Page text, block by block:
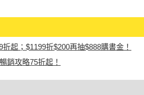
起；$1199折$200再抽$888購書金！
銷攻略75折起！